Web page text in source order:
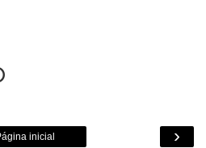
›
inicial